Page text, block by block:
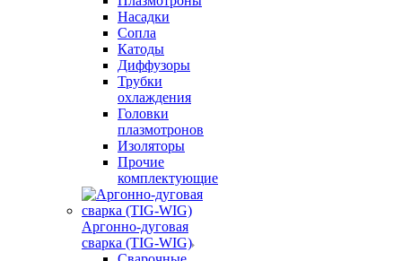
Насадки
Сопла
Катоды
Диффузоры
Трубки
охлаждения
Головки
плазмотронов
Изоляторы
Прочие
комплектующие
Аргонно-дуговая
сварка (TIG-WIG)